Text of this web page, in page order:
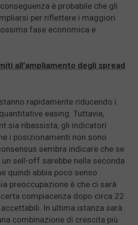
è probabile che gli
per riflettere i maggiori
fase economica e
all’ampliamento degli spread
rapidamente riducendo i
easing. Tuttavia,
sia ribassista, gli indicatori
i posizionamenti non sono
sembra indicare che se
sell-off sarebbe nella seconda
quindi abbia poco senso
preoccupazione è che ci sarà
compiacenza dopo circa 22
In ultima istanza sarà
combinazione di crescita più